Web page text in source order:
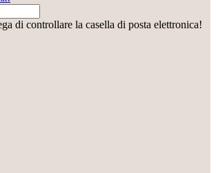
di controllare la casella di posta elettronica!